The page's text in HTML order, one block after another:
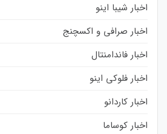
اخبار شیبا اینو
اخبار صرافی و اکسچنج
اخبار فاندامنتال
اخبار فلوکی اینو
اخبار کاردانو
اخبار کوساما